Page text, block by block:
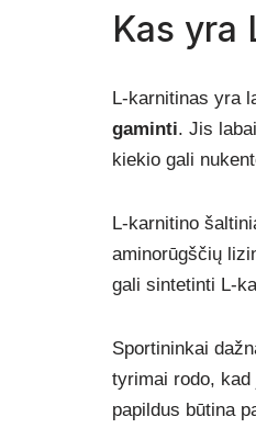
Kas yra
L-karnitinas yra
gaminti. Jis
kiekio gali
L-karnitino
aminorūgščių
gali sintetinti L-
Sportininkai
tyrimai rodo,
papildus būtina